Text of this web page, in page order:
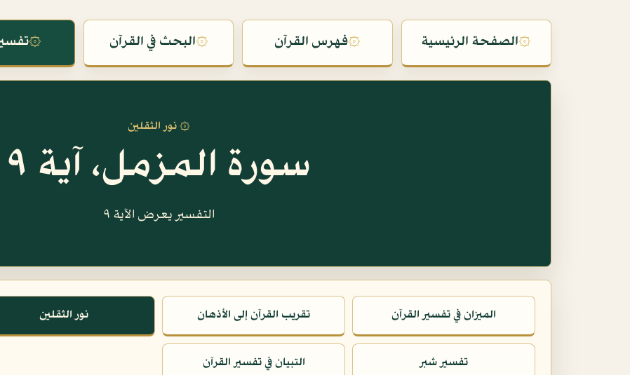
۞الصفحة الرئيسية ۞فهرس القرآن ۞البحث في القرآن ۞
۞ نور الثقلين
سورة المزمل، آية ٩
التفسير يعرض الآية ٩
الميزان في تفسير القرآن تقريب القرآن إلى الأذهان نور الثقلين
تفسير شبر التبيان في تفسير القرآن